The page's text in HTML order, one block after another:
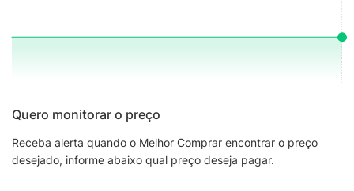
Quero monitorar o preço
Receba alerta quando o Melhor Comprar encontrar o preço
desejado, informe abaixo qual preço deseja pagar.